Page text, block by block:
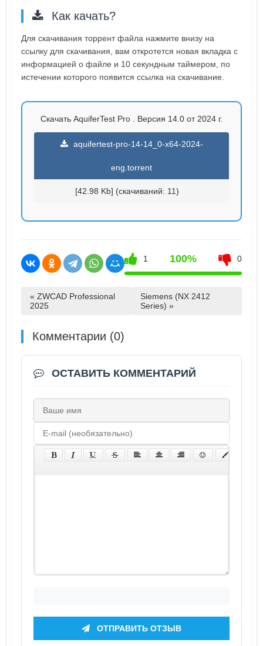
Как качать?
Для скачивания торрент файла нажмите внизу на
ссылку для скачивания, вам откротется новая вкладка с
информацией о файле и 10 секундным таймером, по
истечении которого появится ссылка на скачивание.
Скачать AquiferTest Pro . Версия 14.0 от 2024 г.
aquifertest-pro-14-14_0-x64-2024-
eng.torrent
[42.98 Kb] (cкачиваний: 11)
1 100% 0
« ZWCAD Professional
2025
Siemens (NX 2412
Series) »
Комментарии (0)
ОСТАВИТЬ КОММЕНТАРИЙ
ОТПРАВИТЬ ОТЗЫВ